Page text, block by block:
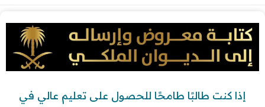
إذا كنت طالبًا طامحًا للحصول على تعليم عالي في